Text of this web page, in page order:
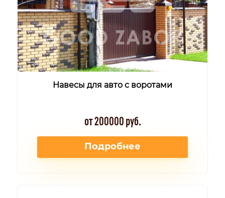
Навесы для авто с воротами
от 200000 руб.
Подробнее